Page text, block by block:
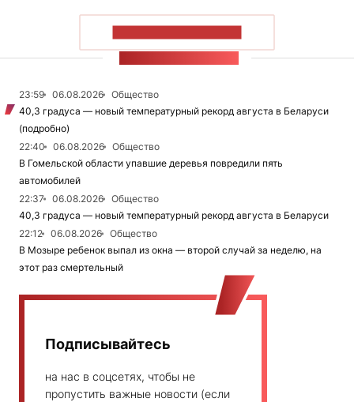
23:59 06.08.2026
Общество
40,3 градуса — новый температурный рекорд августа в Беларуси
(подробно)
22:40
06.08.2026
Общество
В Гомельской области упавшие деревья повредили пять
автомобилей
22:37
06.08.2026
Общество
40,3 градуса — новый температурный рекорд августа в Беларуси
22:12
06.08.2026
Общество
В Мозыре ребенок выпал из окна — второй случай за неделю, на
этот раз смертельный
Подписывайтесь
на нас в соцсетях, чтобы не
пропустить важные новости (если